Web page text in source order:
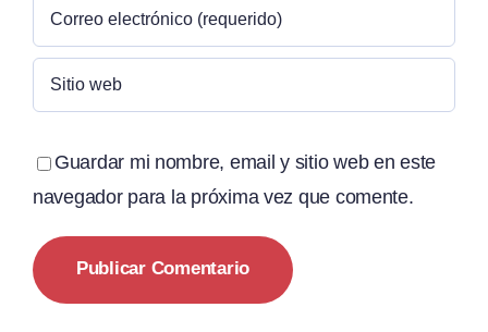
Guardar mi nombre, email y sitio web en este
navegador para la próxima vez que comente.